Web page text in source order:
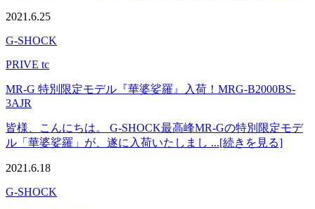
2021.6.25
G-SHOCK
PRIVE tc
MR-G 特別限定モデル『華婆娑羅』入荷！MRG-B2000BS-
3AJR
皆様、こんにちは。 G-SHOCK最高峰MR-Gの特別限定モデ
ル「華婆娑羅」が、遂に入荷いたしまし ...[続きを見る]
2021.6.18
G-SHOCK